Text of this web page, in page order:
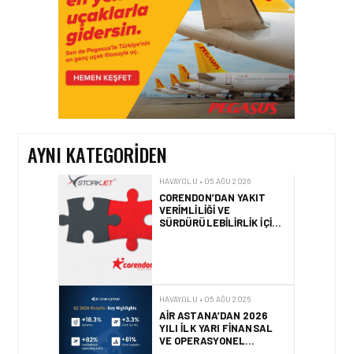
AYNI KATEGORIDEN
HAVAYOLU • 05 AĞU 2026
CORENDON’DAN YAKIT
VERIMLILIĞI VE
SÜRDÜRÜLEBILIRLIK IÇIN
İŞ BIRLIĞI!
YILI İLK YARI FINANSAL
VE OPERASYONEL
SONUÇLARI!
AJET’IN SABIHA
GÖKÇEN’DEKI PAZAR PAYI
ARTIŞI FINANSAL
SONUÇLARI NASIL